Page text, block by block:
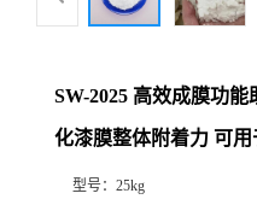
SW-2025 高效成膜功
化漆膜整体附着力 可
型号： 25kg